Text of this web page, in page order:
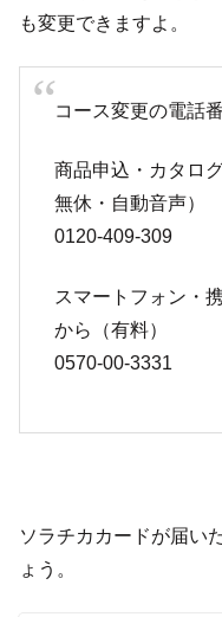
も変更できますよ。
コース変更の電話
商品申込・カタロ
無休・自動音声）
0120-409-309
スマートフォン・
から（有料）
0570-00-3331
ソラチカカードが届い
ょう。